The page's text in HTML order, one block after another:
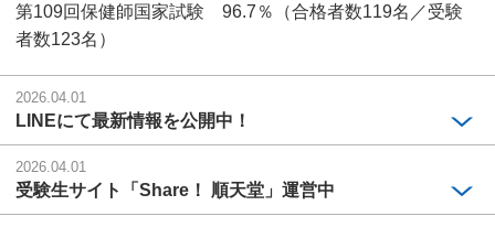
第109回保健師国家試験 96.7％（合格者数119名／受験
者数123名）
2026.04.01
LINEにて最新情報を公開中！
2026.04.01
受験生サイト「Share！ 順天堂」運営中